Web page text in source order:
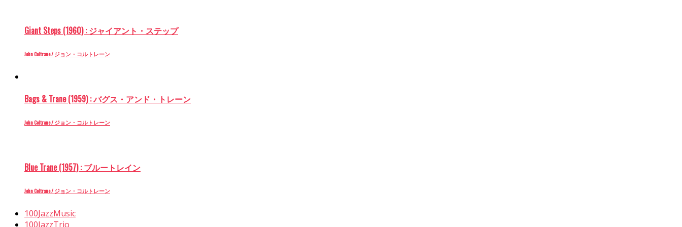
Giant Steps (1960) : ジャイアント・ステップ
John Coltrane / ジョン・コルトレーン
Bags & Trane (1959) : バグス・アンド・トレーン
John Coltrane / ジョン・コルトレーン
Blue Trane (1957) : ブルートレイン
John Coltrane / ジョン・コルトレーン
100JazzMusic
100JazzTrio